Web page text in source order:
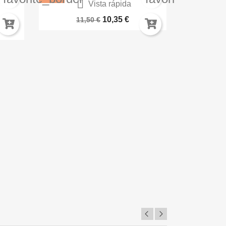
 Vista rápida
BARNIZ PROTECTOR SPRAY AK1015
11,50 € 10,35 €